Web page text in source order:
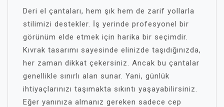
Deri el çantaları, hem şık hem de zarif yollarla
stilimizi destekler. İş yerinde profesyonel bir
görünüm elde etmek için harika bir seçimdir.
Kıvrak tasarımı sayesinde elinizde taşıdığınızda,
her zaman dikkat çekersiniz. Ancak bu çantalar
genellikle sınırlı alan sunar. Yani, günlük
ihtiyaçlarınızı taşımakta sıkıntı yaşayabilirsiniz.
Eğer yanınıza almanız gereken sadece cep